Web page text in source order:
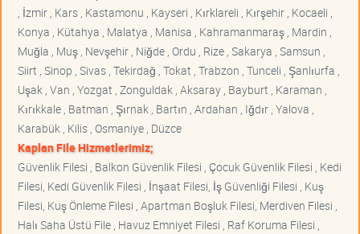
, İzmir , Kars , Kastamonu , Kayseri , Kırklareli , Kırşehir , Kocaeli ,
Konya , Kütahya , Malatya , Manisa , Kahramanmaraş , Mardin ,
Muğla , Muş , Nevşehir , Niğde , Ordu , Rize , Sakarya , Samsun ,
Siirt , Sinop , Sivas , Tekirdağ , Tokat , Trabzon , Tunceli , Şanlıurfa ,
Uşak , Van , Yozgat , Zonguldak , Aksaray , Bayburt , Karaman ,
Kırıkkale , Batman , Şırnak , Bartın , Ardahan , Iğdır , Yalova ,
Karabük , Kilis , Osmaniye , Düzce
Kaplan File Hizmetlerimiz;
Güvenlik Filesi , Balkon Güvenlik Filesi , Çocuk Güvenlik Filesi , Kedi
Filesi, Kedi Güvenlik Filesi , İnşaat Filesi, İş Güvenliği Filesi , Kuş
Filesi, Kuş Önleme Filesi , Apartman Boşluk Filesi, Merdiven Filesi ,
Halı Saha Üstü File , Havuz Emniyet Filesi , Raf Koruma Filesi ,